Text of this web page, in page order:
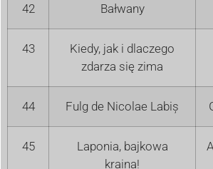
42 Bałwany
43
Kiedy, jak i dlaczego
zdarza się zima
44 Fulg de Nicolae Labiș
45
Laponia, bajkowa
kraina!